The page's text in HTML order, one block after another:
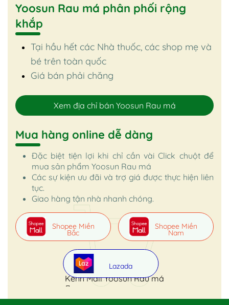
Yoosun Rau má phân phối rộng
khắp
Tại hầu hết các Nhà thuốc, các shop mẹ và
bé trên toàn quốc
Giá bán phải chăng
Xem địa chỉ bán Yoosun Rau má
Mua hàng online dễ dàng
Đặc biệt tiện lợi khi chỉ cần vài Click chuột để
mua sản phẩm Yoosun Rau má
Các sự kiện ưu đãi và trợ giá được thực hiện liên
tục.
Giao hàng tận nhà nhanh chóng.
Kênh Mall Yoosun Rau má
Shopee Miền
Bắc
Shopee Miền
Nam
Lazada